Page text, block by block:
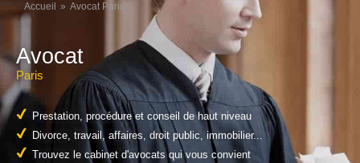
Accueil Avocat Paris
Avocat
Paris
Prestation, procédure et conseil de haut niveau
Divorce, travail, affaires, droit public, immobilier...
Trouvez le cabinet d'avocats qui vous convient